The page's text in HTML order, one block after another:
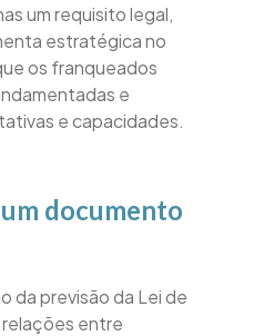
um requisito legal,
estratégica no
os franqueados
e
e capacidades.
documento
da previsão da Lei de
relações entre